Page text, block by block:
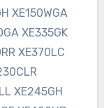
XE150WGA
XE335GK
XE370LC
XE245GH